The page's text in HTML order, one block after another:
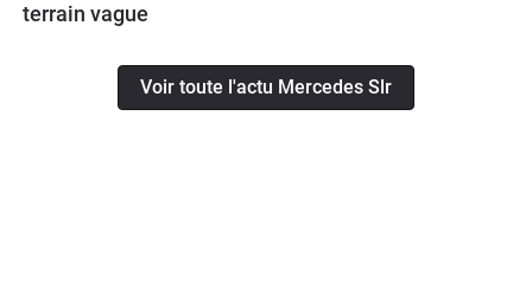
terrain vague
Voir toute l'actu Mercedes Slr